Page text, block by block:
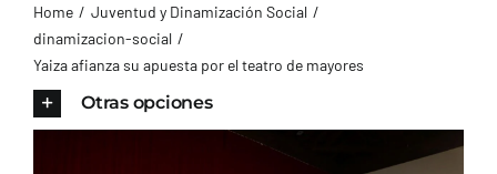
AYUNTAMIENTO
Home
Juventud y Dinamización Social
dinamizacion-social
Yaiza afianza su apuesta por el teatro de mayores
Otras opciones